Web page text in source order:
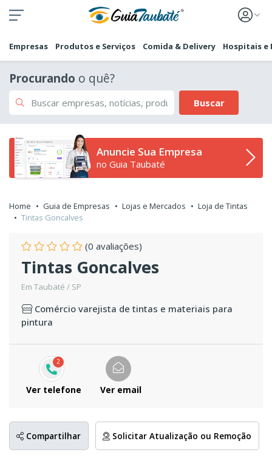
Empresas Produtos e Serviços Comida & Delivery Hospitais e
Procurando o quê?
Buscar
Anuncie Sua Empresa
no Guia Taubaté
Home Guia de Empresas Lojas e Mercados
Loja de Tintas
Tintas Goncalves
(0 avaliações)
Tintas Goncalves
Em Taubaté / SP
Comércio varejista de tintas e materiais para
pintura
2
Ver telefone Ver email
Compartilhar Solicitar Atualização ou Remoção